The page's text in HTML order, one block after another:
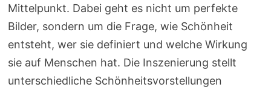
Mittelpunkt. Dabei geht es nicht um perfekte
Bilder, sondern um die Frage, wie Schönheit
entsteht, wer sie definiert und welche Wirkung
sie auf Menschen hat. Die Inszenierung stellt
unterschiedliche Schönheitsvorstellungen